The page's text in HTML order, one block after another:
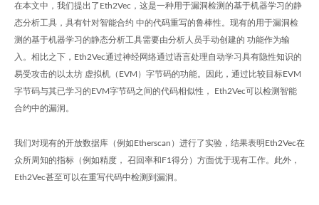
在本文中，我们提出了Eth2Vec，这是一种用于漏洞检测的基于机器学习的静
态分析工具，具有针对智能合约 中的代码重写的鲁棒性。现有的用于漏洞检
测的基于机器学习的静态分析工具需要由分析人员手动创建的 功能作为输
入。相比之下，Eth2Vec通过神经网络通过语言处理自动学习具有隐性知识的
易受攻击的以太坊 虚拟机（EVM）字节码的功能。因此，通过比较目标EVM
字节码与其已学习的EVM字节码之间的代码相似性， Eth2Vec可以检测智能
合约中的漏洞。
我们对现有的开放数据库（例如Etherscan）进行了实验，结果表明Eth2Vec在
众所周知的指标（例如精度， 召回率和F1得分）方面优于现有工作。此外，
Eth2Vec甚至可以在重写代码中检测到漏洞。